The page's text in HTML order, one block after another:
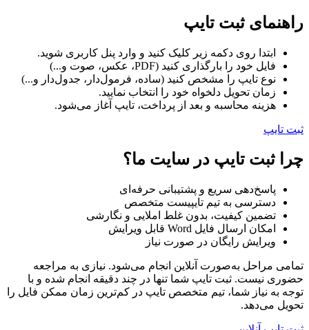
راهنمای ثبت تایپ
ابتدا روی دکمه زیر کلیک کنید و وارد پنل کاربری شوید.
فایل خود را بارگذاری کنید (PDF، عکس، صوت و...)
نوع تایپ را مشخص کنید (ساده، فرمول‌دار، جدول‌دار و...)
زمان تحویل دلخواه خود را انتخاب نمایید.
هزینه محاسبه و بعد از پرداخت، تایپ آغاز می‌شود.
ثبت تایپ
چرا ثبت تایپ در سایت ما؟
پاسخ‌دهی سریع و پشتیبانی حرفه‌ای
دسترسی به تیم تایپیست متخصص
تضمین کیفیت، بدون غلط املایی و نگارشی
امکان ارسال فایل Word قابل ویرایش
ویرایش رایگان در صورت نیاز
تمامی مراحل به‌صورت آنلاین انجام می‌شود. نیازی به مراجعه
حضوری نیست. ثبت تایپ شما تنها در چند دقیقه انجام شده و با
توجه به نیاز شما، تیم متخصص تایپ در کم‌ترین زمان ممکن فایل را
تحویل می‌دهد.